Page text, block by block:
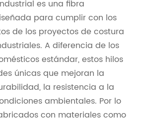
es una fibra
para cumplir con los
de los proyectos de costura
A diferencia de los
estándar, estos hilos
únicas que mejoran la
la resistencia a la
ambientales. Por lo
con materiales como